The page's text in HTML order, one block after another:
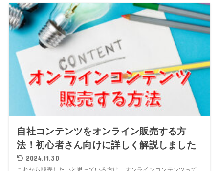
自社コンテンツをオンライン販売する方
法！初心者さん向けに詳しく解説しました
2024.11.30
これから販売したいと思っている方は、オンラインコンテンツって